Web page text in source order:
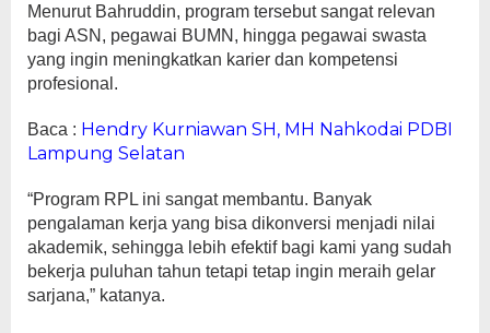
Menurut Bahruddin, program tersebut sangat relevan
bagi ASN, pegawai BUMN, hingga pegawai swasta
yang ingin meningkatkan karier dan kompetensi
profesional.
Baca : Hendry Kurniawan SH, MH Nahkodai PDBI
Lampung Selatan
“Program RPL ini sangat membantu. Banyak
pengalaman kerja yang bisa dikonversi menjadi nilai
akademik, sehingga lebih efektif bagi kami yang sudah
bekerja puluhan tahun tetapi tetap ingin meraih gelar
sarjana,” katanya.